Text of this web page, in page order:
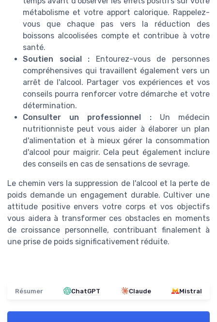
métabolisme et votre apport calorique. Rappelez-
vous que chaque pas vers la réduction des
boissons alcoolisées compte et contribue à votre
santé.
Soutien social : Entourez-vous de personnes
compréhensives qui travaillent également vers un
arrêt de l'alcool. Partager vos expériences et vos
conseils pourra renforcer votre démarche et votre
détermination.
Consulter un professionnel :Un médecin
nutritionniste peut vous aider à élaborer un plan
d'alimentation et à mieux gérer la consommation
d'alcool pour maigrir. Cela peut également inclure
des conseils en cas de sensations de sevrage.
Le chemin vers la suppression de l'alcool et la perte de
poids demande un engagement durable. Cultiver une
attitude positive envers votre corps et vos objectifs
vous aidera à transformer ces obstacles en moments
de croissance personnelle, contribuant finalement à
une prise de poids significativement réduite.
Résumer ChatGPT Claude Mistral